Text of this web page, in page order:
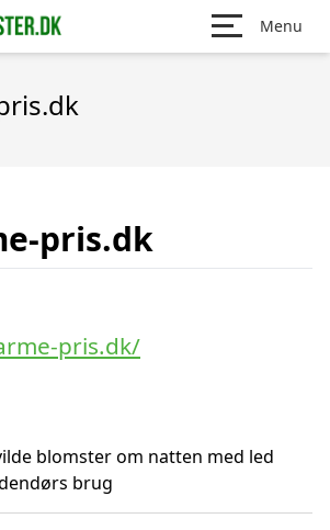
Menu
pris.dk
pris.dk/
blomster om natten med led
brug